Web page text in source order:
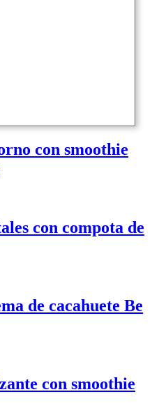
con smoothie
con compota de
de cacahuete Be
con smoothie